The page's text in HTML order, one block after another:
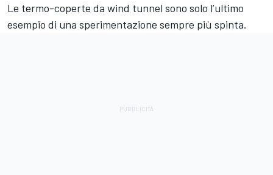
Le termo-coperte da wind tunnel sono solo l’ultimo
esempio di una sperimentazione sempre più spinta.